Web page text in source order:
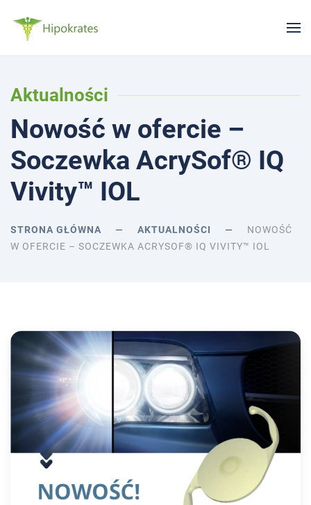
Aktualności
Nowość w ofercie –
Soczewka AcrySof® IQ
Vivity™ IOL
STRONA GŁÓWNA AKTUALNOŚCI
NOWOŚĆ
W OFERCIE – SOCZEWKA ACRYSOF® IQ VIVITY™ IOL